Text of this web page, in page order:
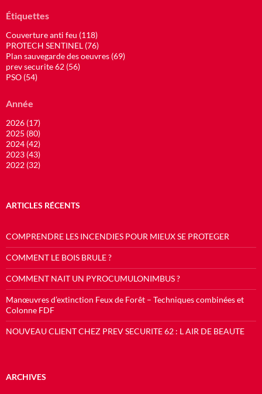
Étiquettes
Couverture anti feu (118)
PROTECH SENTINEL (76)
Plan sauvegarde des oeuvres (69)
prev securite 62 (56)
PSO (54)
Année
2026 (17)
2025 (80)
2024 (42)
2023 (43)
2022 (32)
ARTICLES RÉCENTS
COMPRENDRE LES INCENDIES POUR MIEUX SE PROTEGER
COMMENT LE BOIS BRULE ?
COMMENT NAIT UN PYROCUMULONIMBUS ?
Manœuvres d’extinction Feux de Forêt – Techniques combinées et
Colonne FDF
NOUVEAU CLIENT CHEZ PREV SECURITE 62 : L AIR DE BEAUTE
ARCHIVES